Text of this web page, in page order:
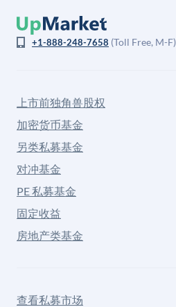
+1-888-248-7658 (Toll Free, M-F)
上市前独角兽股权
加密货币基金
另类私募基金
对冲基金
PE 私募基金
固定收益
房地产类基金
查看私募市场